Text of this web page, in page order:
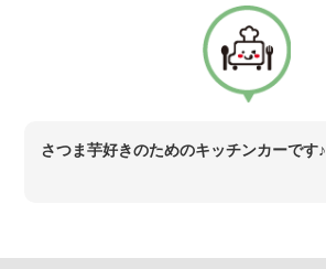
さつま芋好きのためのキッチンカーです♪